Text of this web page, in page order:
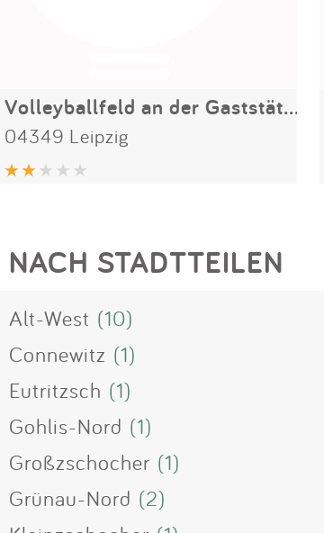
Volleyballfeld an der Gaststätte "Zur Sandgrube"
04349 Leipzig
NACH STADTTEILEN
Alt-West (10)
Connewitz (1)
Eutritzsch (1)
Gohlis-Nord (1)
Großzschocher (1)
Grünau-Nord (2)